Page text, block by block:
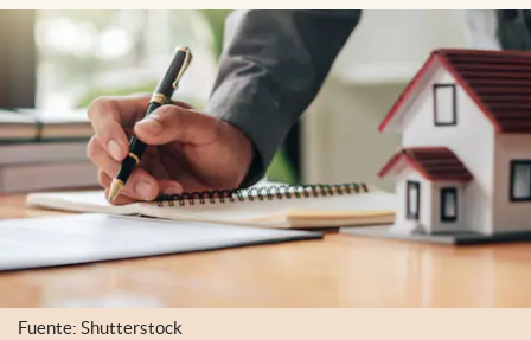
Espiritualidad
Mediakit
abre en nueva pestaña
México
Fuente: Shutterstock